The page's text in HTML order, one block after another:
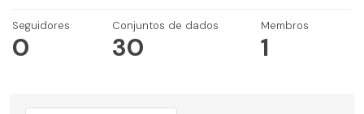
Seguidores
0
Conjuntos de dados
30
Membros
1